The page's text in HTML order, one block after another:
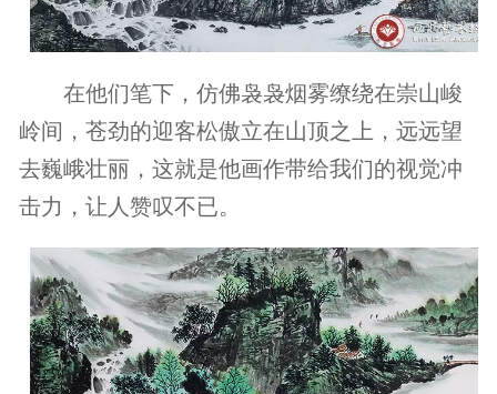
在他们笔下，仿佛袅袅烟雾缭绕在崇山峻
岭间，苍劲的迎客松傲立在山顶之上，远远望
去巍峨壮丽，这就是他画作带给我们的视觉冲
击力，让人赞叹不已。